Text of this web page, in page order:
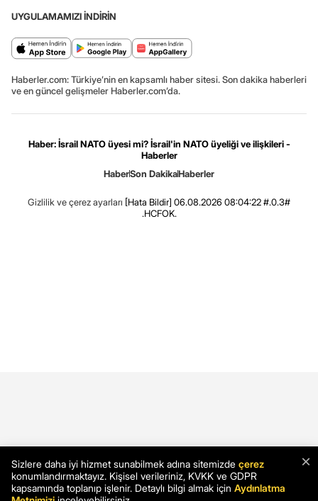
UYGULAMAMIZI İNDİRİN
Haberler.com: Türkiye’nin en kapsamlı haber sitesi. Son dakika haberleri
ve en güncel gelişmeler Haberler.com’da.
Haber: İsrail NATO üyesi mi? İsrail'in NATO üyeliği ve ilişkileri -
Haberler
HaberSon DakikaHaberler
Gizlilik ve çerez ayarları [Hata Bildir] 06.08.2026 08:04:22 #.0.3#
.HCFOK.
×
Sizlere daha iyi hizmet sunabilmek adına sitemizde çerez
konumlandırmaktayız. Kişisel verileriniz, KVKK ve GDPR
kapsamında toplanıp işlenir. Detaylı bilgi almak için Aydınlatma